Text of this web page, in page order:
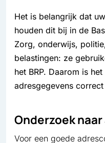
Het is belangrijk dat
houden dit bij in de
Zorg, onderwijs,
belastingen: ze
het BRP. Daarom is
adresgegevens
Onderzoek
Voor een goede